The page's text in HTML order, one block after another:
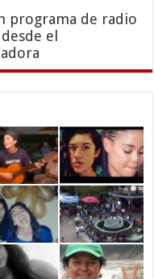
programa de radio
el